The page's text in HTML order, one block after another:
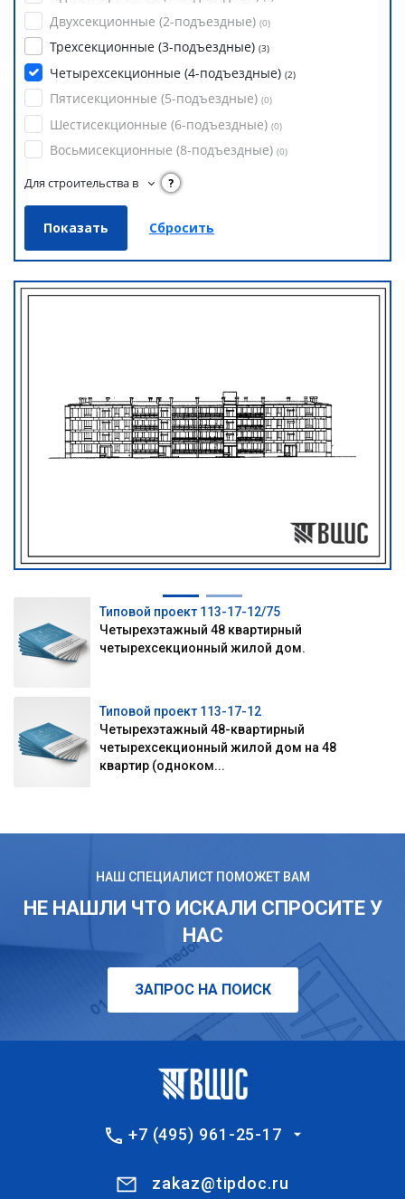
Двухсекционные (2-подъездные) (0)
Трехсекционные (3-подъездные) (3)
Четырехсекционные (4-подъездные) (2)
Пятисекционные (5-подъездные) (0)
Шестисекционные (6-подъездные) (0)
Восьмисекционные (8-подъездные) (0)
Для строительства в ?
Типовой проект 113-17-12/75
Четырехэтажный 48 квартирный
четырехсекционный жилой дом.
Типовой проект 113-17-12
Четырехэтажный 48-квартирный
четырехсекционный жилой дом на 48
квартир (одноком...
НАШ СПЕЦИАЛИСТ ПОМОЖЕТ ВАМ
НЕ НАШЛИ ЧТО ИСКАЛИ СПРОСИТЕ У
НАС
ЗАПРОС НА ПОИСК
+7 (495) 961-25-17
zakaz@tipdoc.ru